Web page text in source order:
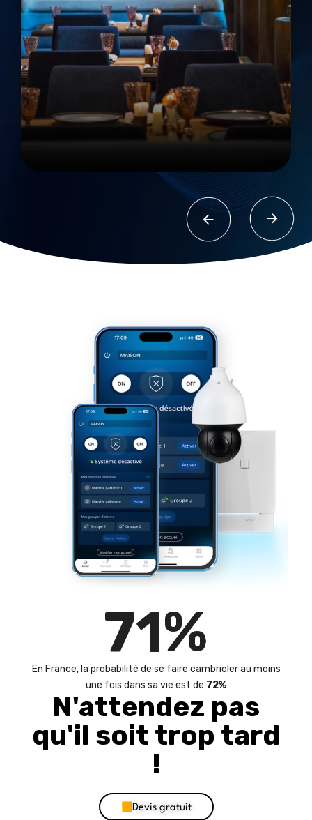
72%
En France, la probabilité de se faire cambrioler au moins
une fois dans sa vie est de 72%
N'attendez pas
qu'il soit trop tard
!
Devis gratuit